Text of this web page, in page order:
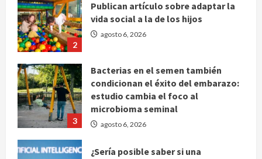
2
3
Bacterias en el semen también
microbioma seminal
agosto 6, 2026
¿Sería posible saber si una
inteligencia artificial tiene
agosto 6, 2026